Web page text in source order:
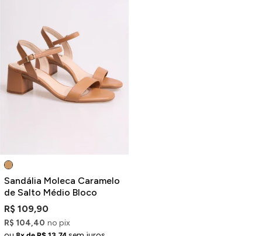
Sandália Moleca Caramelo
de Salto Médio Bloco
R$ 109,90
R$ 104,40 no pix